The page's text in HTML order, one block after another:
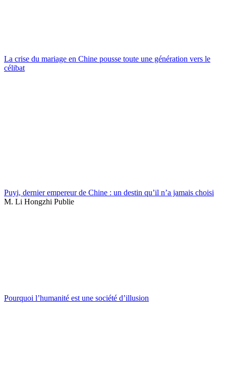
La crise du mariage en Chine pousse toute une génération vers le
célibat
Puyi, dernier empereur de Chine : un destin qu’il n’a jamais choisi
M. Li Hongzhi Publie
Pourquoi l’humanité est une société d’illusion